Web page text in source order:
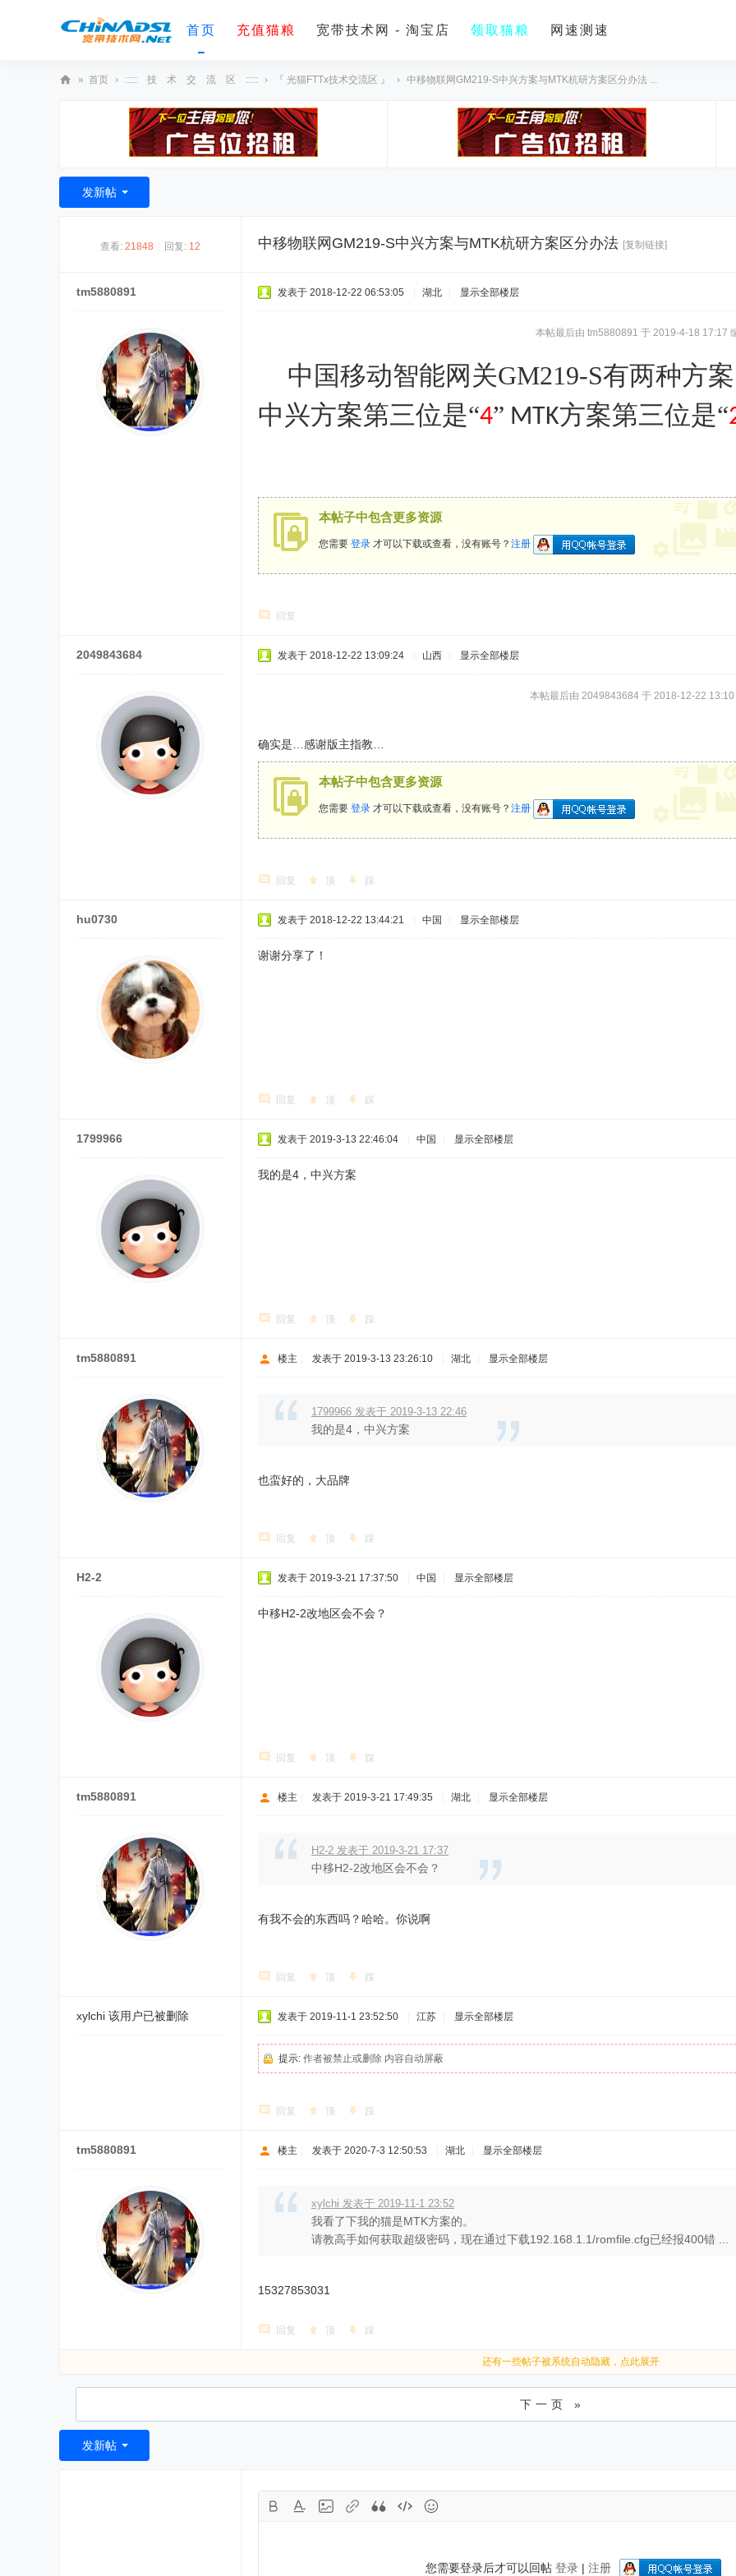
首页 充值猫粮 宽带技术网 - 淘宝店 领取猫粮 网速测速
术
» 首页 › ::::: 技 术 交 流 区 ::::: › 『 光猫FTTx技术交流区 』 › 中移物联网GM219-S中兴方案与MTK杭研方案区分办法 ...
发新帖
查看: 21848 回复: 12 中移物联网GM219-S中兴方案与MTK杭研方案区分办法 [复制链接]
tm5880891 发表于 2018-12-22 06:53:05 湖北 显示全部楼层
本帖最后由 tm5880891 于 2019-4-18 17:17
中国移动智能网关GM219-S有两种方
中兴方案第三位是“4” MTK方案第三位是“
本帖子中包含更多资源
您需要 登录 才可以下载或查看，没有账号？ 注册
回复
2049843684 发表于 2018-12-22 13:09:24 山西 显示全部楼层
本帖最后由 2049843684 于 2018-12-22 13:10
确实是…感谢版主指教…
本帖子中包含更多资源
您需要 登录 才可以下载或查看，没有账号？ 注册
回复 顶 踩
hu0730 发表于 2018-12-22 13:44:21 中国 显示全部楼层
谢谢分享了！
回复 顶 踩
1799966 发表于 2019-3-13 22:46:04 中国 显示全部楼层
我的是4，中兴方案
回复 顶 踩
tm5880891 楼主 发表于 2019-3-13 23:26:10 湖北 显示全部楼层
1799966 发表于 2019-3-13 22:46
我的是4，中兴方案
也蛮好的，大品牌
回复 顶 踩
H2-2 发表于 2019-3-21 17:37:50 中国 显示全部楼层
中移H2-2改地区会不会？
回复 顶 踩
tm5880891 楼主 发表于 2019-3-21 17:49:35 湖北 显示全部楼层
H2-2 发表于 2019-3-21 17:37
中移H2-2改地区会不会？
有我不会的东西吗？哈哈。你说啊
回复 顶 踩
xylchi 该用户已被删除 发表于 2019-11-1 23:52:50 江苏 显示全部楼层
提示: 作者被禁止或删除 内容自动屏蔽
回复 顶 踩
tm5880891 楼主 发表于 2020-7-3 12:50:53 湖北 显示全部楼层
xylchi 发表于 2019-11-1 23:52
我看了下我的猫是MTK方案的。
请教高手如何获取超级密码，现在通过下载192.168.1.1/romfile.cfg已经报400错 ...
15327853031
回复 顶 踩
还有一些帖子被系统自动隐藏，点此展开
下一页 »
发新帖
您需要登录后才可以回帖 登录| 注册